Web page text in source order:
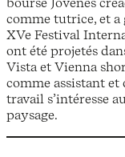
comme tutrice, et
XVe Festival
ont été projetés
Vista et Vienna
comme assistant
travail s’intéresse
paysage.